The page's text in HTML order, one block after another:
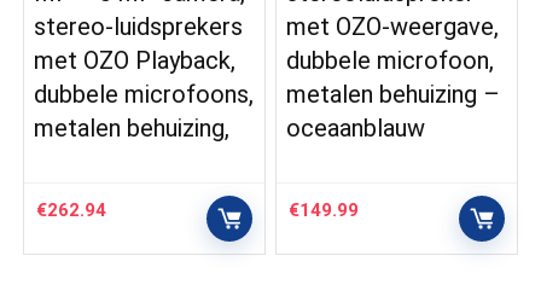
stereo-luidsprekers
met OZO Playback,
dubbele microfoons,
metalen behuizing,
€262.94
met OZO-weergave,
dubbele microfoon,
metalen behuizing –
oceaanblauw
€149.99